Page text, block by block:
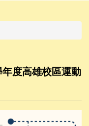
年度高雄校區運動